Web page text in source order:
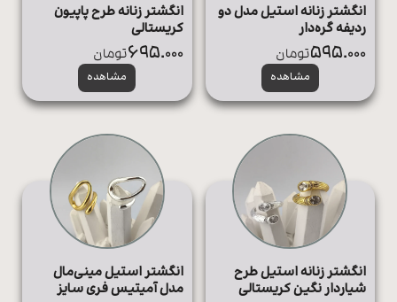
انگشتر زنانه استیل مدل دو
ردیفه گره‌دار
مشاهده
595.000تومان
انگشتر زنانه طرح پاپیون
کریستالی
مشاهده
695.000تومان
انگشتر زنانه استیل طرح
شیاردار نگین کریستالی
انگشتر استیل مینی‌مال
مدل آمیتیس فری سایز